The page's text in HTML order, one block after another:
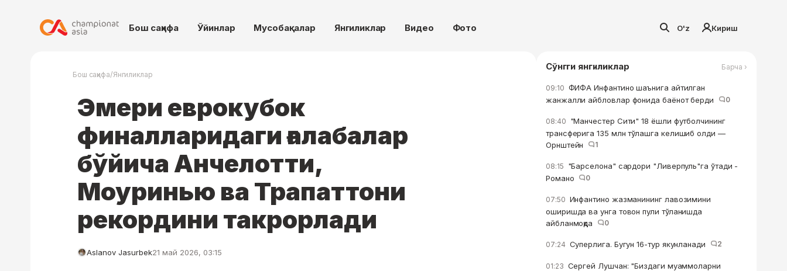
Бош саҳифа Ўйинлар Мусобақалар Янгиликлар Видео Фото O'z Кириш
Бош саҳифа/Янгиликлар
Эмери еврокубок
финалларидаги ғалабалар
бўйича Анчелотти,
Моуринью ва Трапаттони
рекордини такрорлади
Aslanov Jasurbek21 май 2026, 03:15
Сўнгги янгиликлар Барча ›
09:10 ФИФА Инфантино шаънига айтилган
жанжалли айбловлар фонида баёнот берди
0
08:40 "Манчестер Сити" 18 ёшли футболчининг
трансферига 135 млн тўлашга келишиб олди —
Орнштейн
1
08:15 "Барселона" сардори "Ливерпуль"га ўтади -
Романо
0
07:50 Инфантино жазманининг лавозимини
оширишда ва унга товон пули тўланишда
айбланмоқда
0
07:24 Суперлига. Бугун 16-тур якунланади 2
01:23 Сергей Лушчан: "Биздаги муаммоларни